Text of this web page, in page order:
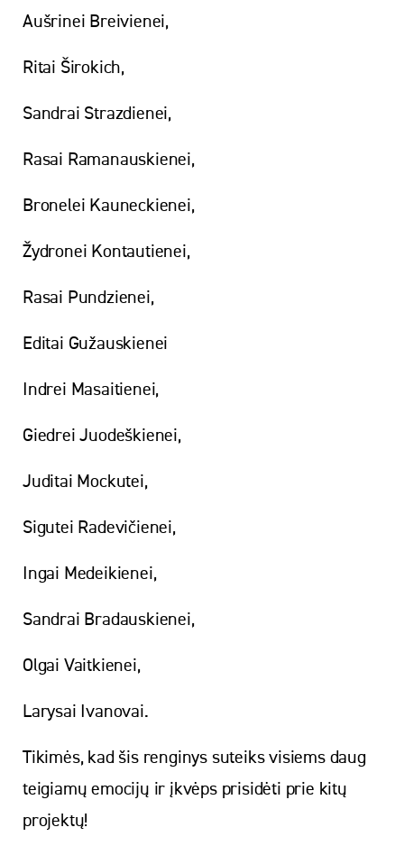
Aušrinei Breivienei,
Ritai Širokich,
Sandrai Strazdienei,
Rasai Ramanauskienei,
Bronelei Kauneckienei,
Žydronei Kontautienei,
Rasai Pundzienei,
Editai Gužauskienei
Indrei Masaitienei,
Giedrei Juodeškienei,
Juditai Mockutei,
Sigutei Radevičienei,
Ingai Medeikienei,
Sandrai Bradauskienei,
Olgai Vaitkienei,
Larysai Ivanovai.
Tikimės, kad šis renginys suteiks visiems daug
teigiamų emocijų ir įkvėps prisidėti prie kitų
projektų!